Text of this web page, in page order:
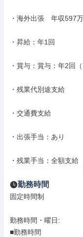
・海外出張　年収597
・昇給：年1回
・賞与：賞与：年2回
・残業代別途支給
・交通費支給
・出張手当：あり
・残業手当：全額支給
勤務時間
固定時間制
勤務時間・曜日:
■勤務時間